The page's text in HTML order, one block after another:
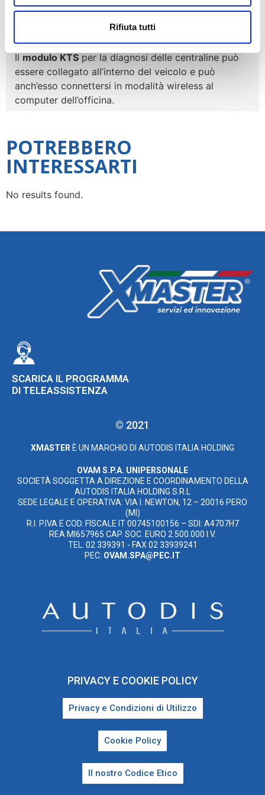
Rifiuta tutti
dell’officina, l’FSA 500può essere posizionato nel
vano motore durante la prova e richiede solo corti
cavi di collegamento dei sensori.
Il modulo KTS per la diagnosi delle centraline può
essere collegato all’interno del veicolo e può
anch’esso connettersi in modalità wireless al
computer dell’officina.
POTREBBERO
INTERESSARTI
No results found.
SCARICA IL PROGRAMMA
DI TELEASSISTENZA
© 2021
XMASTER È UN MARCHIO DI AUTODIS ITALIA HOLDING
OVAM S.P.A. UNIPERSONALE
SOCIETÀ SOGGETTA A DIREZIONE E COORDINAMENTO DELLA
AUTODIS ITALIA HOLDING S.R.L
SEDE LEGALE E OPERATIVA: VIA I. NEWTON, 12 – 20016 PERO
(MI)
R.I. P.IVA E COD. FISCALE IT 00745100156 – SDI: A4707H7
REA MI657965 CAP. SOC. EURO 2.500.000 I.V.
TEL. 02 339391 - FAX 02 33939241
PEC: OVAM.SPA@PEC.IT
PRIVACY E COOKIE POLICY
Privacy e Condizioni di Utilizzo
Cookie Policy
Il nostro Codice Etico